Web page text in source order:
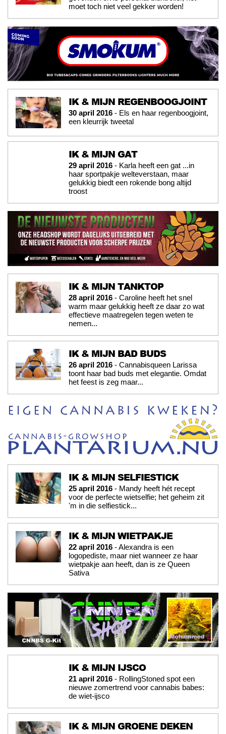
moet toch niet veel gekker worden!
IK & MIJN REGENBOOGJOINT
30 april 2016 - Els en haar regenboogjoint,
een kleurrijk tweetal
IK & MIJN GAT
29 april 2016 - Karla heeft een gat ...in
haar sportpakje welteverstaan, maar
gelukkig biedt een rokende bong altijd
troost
IK & MIJN TANKTOP
28 april 2016 - Caroline heeft het snel
warm maar gelukkig heeft ze daar zo wat
effectieve maatregelen tegen weten te
nemen...
IK & MIJN BAD BUDS
26 april 2016 - Cannabisqueen Larissa
toont haar bad buds met elegantie. Omdat
het feest is zeg maar...
IK & MIJN SELFIESTICK
25 april 2016 - Mandy heeft hét recept
voor de perfecte wietselfie; het geheim zit
'm in die selfiestick...
IK & MIJN WIETPAKJE
22 april 2016 - Alexandra is een
logopediste, maar niet wanneer ze haar
wietpakje aan heeft, dan is ze Queen
Sativa
IK & MIJN IJSCO
21 april 2016 - RollingStoned spot een
nieuwe zomertrend voor cannabis babes:
de wiet-ijsco
IK & MIJN GROENE DEKEN